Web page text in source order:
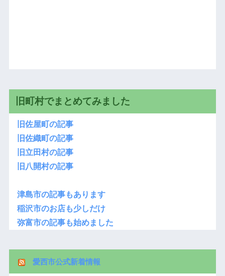
旧町村でまとめてみました
旧佐屋町の記事
旧佐織町の記事
旧立田村の記事
旧八開村の記事
津島市の記事もあります
稲沢市のお店も少しだけ
弥富市の記事も始めました
愛西市公式新着情報